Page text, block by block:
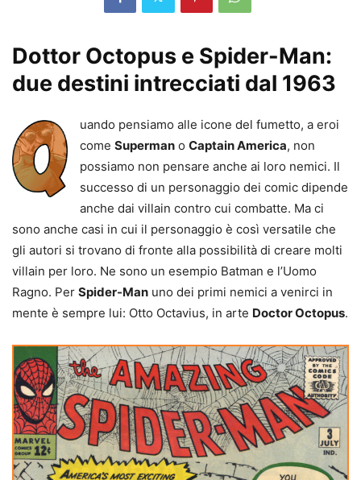
Dottor Octopus e Spider-Man:
due destini intrecciati dal 1963
uando pensiamo alle icone del fumetto, a eroi
come Superman o Captain America, non
possiamo non pensare anche ai loro nemici. Il
successo di un personaggio dei comic dipende
anche dai villain contro cui combatte. Ma ci
sono anche casi in cui il personaggio è così versatile che
gli autori si trovano di fronte alla possibilità di creare molti
villain per loro. Ne sono un esempio Batman e l’Uomo
Ragno. Per Spider-Man uno dei primi nemici a venirci in
mente è sempre lui: Otto Octavius, in arte Doctor Octopus.